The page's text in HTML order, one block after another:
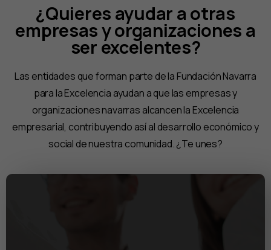
¿Quieres ayudar a otras
empresas y organizaciones a
ser excelentes?
Las entidades que forman parte de la Fundación Navarra
para la Excelencia ayudan a que las empresas y
organizaciones navarras alcancen la Excelencia
empresarial, contribuyendo así al desarrollo económico y
social de nuestra comunidad. ¿Te unes?